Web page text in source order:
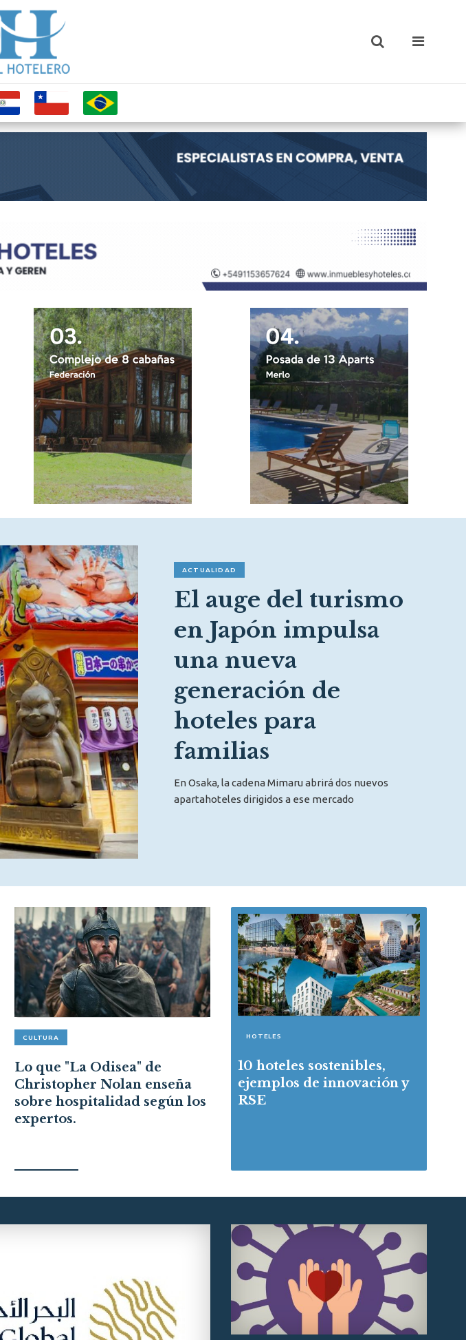
ACTUALIDAD
El auge del turismo
en Japón impulsa
una nueva
generación de
hoteles para
familias
En Osaka, la cadena Mimaru abrirá dos nuevos
apartahoteles dirigidos a ese mercado
CULTURA
Lo que "La Odisea" de
Christopher Nolan enseña
sobre hospitalidad según los
expertos.
HOTELES
10 hoteles sostenibles,
ejemplos de innovación y
RSE